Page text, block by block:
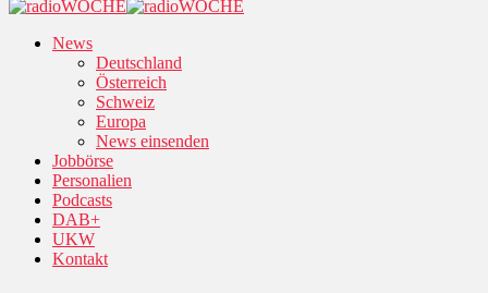
News
Deutschland
Österreich
Schweiz
Europa
News einsenden
Jobbörse
Personalien
Podcasts
DAB+
UKW
Kontakt